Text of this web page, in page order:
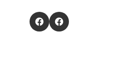
Réseaux
sociaux
facebookgoogleplus